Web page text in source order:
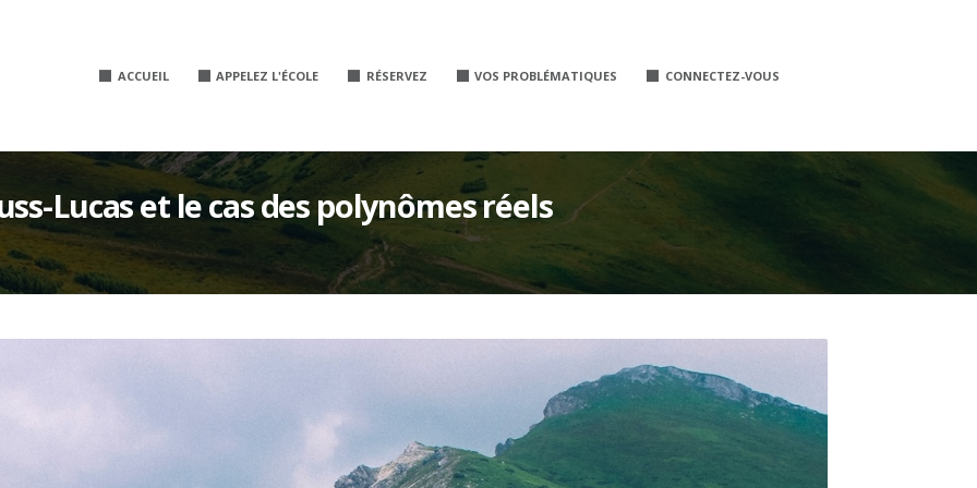
ACCUEIL APPELEZ L'ÉCOLE RÉSERVEZ VOS PROBLÉMATIQUES CONNECTEZ-VOUS
Lucas et le cas des polynômes réels